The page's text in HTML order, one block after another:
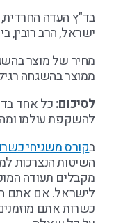
בד"ץ העדה
ישראל, הרב רובין,
מחיר של מוצר
ממוצר בהשגחה
לסיכום:כל אחד
להשקפת עולמו
בקורס משגיחי
השיטות הנצרכות
מקבלים תעודה
לישראל. אם אתם
כשרות אתם